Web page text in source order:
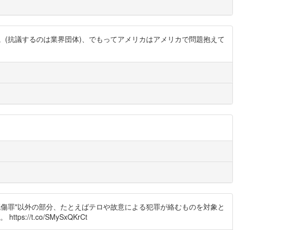
抗議するのは業界団体)、でもってアメリカはアメリカで問題抱えて
"以外の部分、たとえばテロや故意による犯罪が絡むものを対象と
https://t.co/SMySxQKrCt